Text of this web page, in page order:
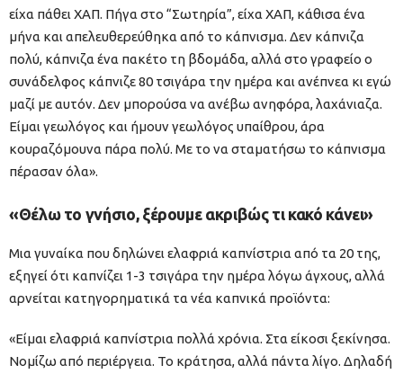
είχα πάθει ΧΑΠ. Πήγα στο “Σωτηρία”, είχα ΧΑΠ, κάθισα ένα
μήνα και απελευθερεύθηκα από το κάπνισμα. Δεν κάπνιζα
πολύ, κάπνιζα ένα πακέτο τη βδομάδα, αλλά στο γραφείο ο
συνάδελφος κάπνιζε 80 τσιγάρα την ημέρα και ανέπνεα κι εγώ
μαζί με αυτόν. Δεν μπορούσα να ανέβω ανηφόρα, λαχάνιαζα.
Είμαι γεωλόγος και ήμουν γεωλόγος υπαίθρου, άρα
κουραζόμουνα πάρα πολύ. Με το να σταματήσω το κάπνισμα
πέρασαν όλα».
«Θέλω το γνήσιο, ξέρουμε ακριβώς τι κακό κάνει»
Μια γυναίκα που δηλώνει ελαφριά καπνίστρια από τα 20 της,
εξηγεί ότι καπνίζει 1-3 τσιγάρα την ημέρα λόγω άγχους, αλλά
αρνείται κατηγορηματικά τα νέα καπνικά προϊόντα:
«Είμαι ελαφριά καπνίστρια πολλά χρόνια. Στα είκοσι ξεκίνησα.
Νομίζω από περιέργεια. Το κράτησα, αλλά πάντα λίγο. Δηλαδή